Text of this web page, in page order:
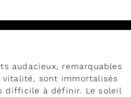
audacieux, remarquables
sont immortalisés
difficile à définir. Le soleil